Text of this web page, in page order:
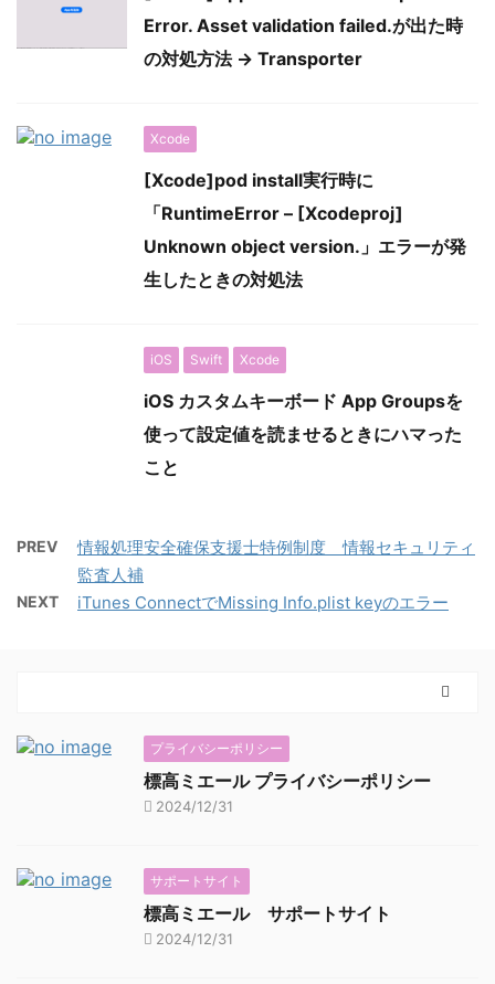
Error. Asset validation failed.が出た時
の対処方法 → Transporter
Xcode
[Xcode]pod install実行時に
「RuntimeError – [Xcodeproj]
Unknown object version.」エラーが発
生したときの対処法
iOS Swift Xcode
iOS カスタムキーボード App Groupsを
使って設定値を読ませるときにハマった
こと
PREV
情報処理安全確保支援士特例制度 情報セキュリティ
監査人補
NEXT iTunes ConnectでMissing Info.plist keyのエラー
プライバシーポリシー
標高ミエール プライバシーポリシー
2024/12/31
サポートサイト
標高ミエール サポートサイト
2024/12/31